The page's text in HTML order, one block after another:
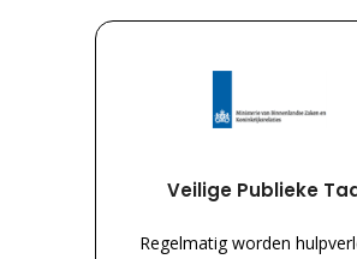
Veilige Publieke
Regelmatig worden